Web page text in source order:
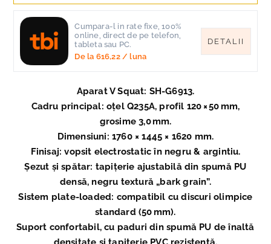
Cumpara-l in rate fixe, 100%
online, direct de pe telefon,
tableta sau PC.
De la 616,22/ luna
DETALII
Aparat V Squat: SH-G6913.
Cadru principal: oțel Q235A, profil 120 × 50 mm,
grosime 3,0 mm.
Dimensiuni: 1760 × 1445 × 1620 mm.
Finisaj: vopsit electrostatic în negru & argintiu.
Șezut și spătar: tapițerie ajustabilă din spumă PU
densă, negru textură „bark grain”.
Sistem plate-loaded: compatibil cu discuri olimpice
standard (50 mm).
Suport confortabil, cu paduri din spumă PU de înaltă